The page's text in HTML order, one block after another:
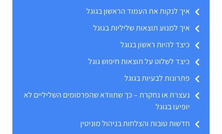
איך לנקות את העמוד הראשון בגוגל
איך למנוע תוצאות שליליות בגוגל
כיצד להיות ראשון בגוגל
כיצד לשלוט על תוצאות חיפוש גוגל
פתרונות לבעיות בגוגל
נעצרת או נחקרת – כך שתוודא שהפרסומים השליליים לא
יופיעו בגוגל
חדשות טובות והצלחות בניהול מוניטין